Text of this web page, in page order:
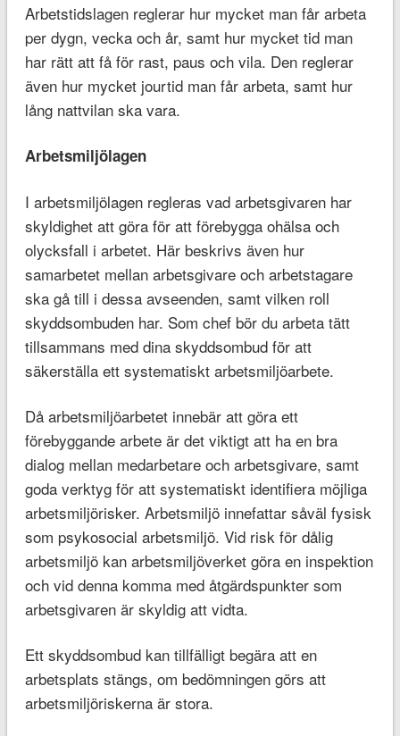
Arbetstidslagen reglerar hur mycket man får arbeta
per dygn, vecka och år, samt hur mycket tid man
har rätt att få för rast, paus och vila. Den reglerar
även hur mycket jourtid man får arbeta, samt hur
lång nattvilan ska vara.
Arbetsmiljölagen
I arbetsmiljölagen regleras vad arbetsgivaren har
skyldighet att göra för att förebygga ohälsa och
olycksfall i arbetet. Här beskrivs även hur
samarbetet mellan arbetsgivare och arbetstagare
ska gå till i dessa avseenden, samt vilken roll
skyddsombuden har. Som chef bör du arbeta tätt
tillsammans med dina skyddsombud för att
säkerställa ett systematiskt arbetsmiljöarbete.
Då arbetsmiljöarbetet innebär att göra ett
förebyggande arbete är det viktigt att ha en bra
dialog mellan medarbetare och arbetsgivare, samt
goda verktyg för att systematiskt identifiera möjliga
arbetsmiljörisker. Arbetsmiljö innefattar såväl fysisk
som psykosocial arbetsmiljö. Vid risk för dålig
arbetsmiljö kan arbetsmiljöverket göra en inspektion
och vid denna komma med åtgärdspunkter som
arbetsgivaren är skyldig att vidta.
Ett skyddsombud kan tillfälligt begära att en
arbetsplats stängs, om bedömningen görs att
arbetsmiljöriskerna är stora.